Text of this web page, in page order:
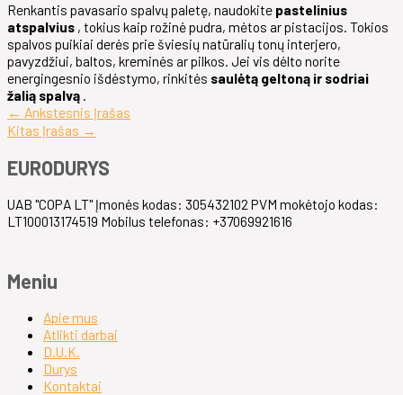
Renkantis pavasario spalvų paletę, naudokite pastelinius
atspalvius , tokius kaip rožinė pudra, mėtos ar pistacijos. Tokios
spalvos puikiai derės prie šviesių natūralių tonų interjero,
pavyzdžiui, baltos, kreminės ar pilkos. Jei vis dėlto norite
energingesnio išdėstymo, rinkitės saulėtą geltoną ir sodriai
žalią spalvą .
← Ankstesnis Įrašas
Kitas Įrašas →
EURODURYS
UAB "COPA LT" Įmonės kodas: 305432102 PVM mokėtojo kodas:
LT100013174519 Mobilus telefonas: +37069921616
Meniu
Apie mus
Atlikti darbai
D.U.K.
Durys
Kontaktai